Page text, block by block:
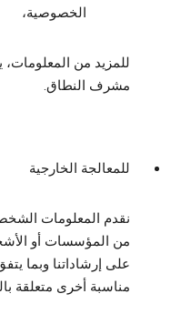
الخصوصية،
للمزيد من
مشرف النطاق.
للمعالجة الخارجية
نقدم المعلومات
من المؤسسات أو
على إرشاداتنا وبما
مناسبة أخرى متعلقة